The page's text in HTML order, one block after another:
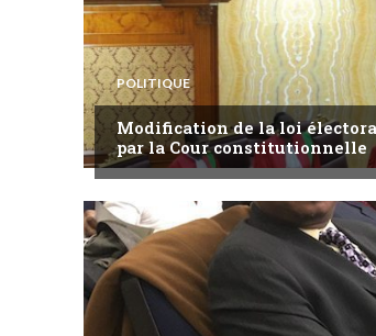
POLITIQUE
Modification de la loi
par la Cour constitutionnelle